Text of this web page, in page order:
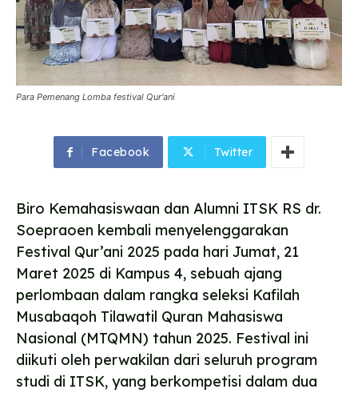
Para Pemenang Lomba festival Qur'ani
Facebook Twitter
Biro Kemahasiswaan dan Alumni ITSK RS dr.
Soepraoen kembali menyelenggarakan
Festival Qur’ani 2025 pada hari Jumat, 21
Maret 2025 di Kampus 4, sebuah ajang
perlombaan dalam rangka seleksi Kafilah
Musabaqoh Tilawatil Quran Mahasiswa
Nasional (MTQMN) tahun 2025. Festival ini
diikuti oleh perwakilan dari seluruh program
studi di ITSK, yang berkompetisi dalam dua